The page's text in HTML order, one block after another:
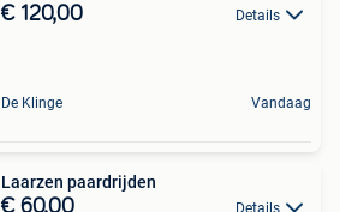
€ 120,00 Details
De Klinge Vandaag
Laarzen paardrijden
€ 60,00 Details